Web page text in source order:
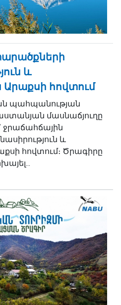
և
Արաքսի հովտում
պահպանության
մասնաճյուղը
ջրաճահճային
և
հովտում։ Ծրագիրը